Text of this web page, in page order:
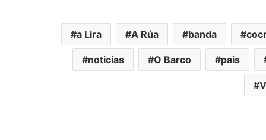
a Lira A Rúa banda
noticias O Barco pais